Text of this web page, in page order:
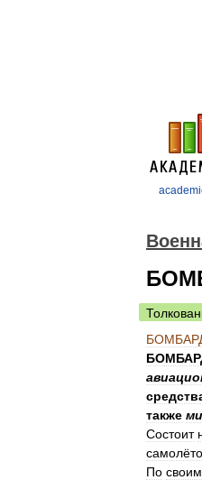
также
Состоит
По своим